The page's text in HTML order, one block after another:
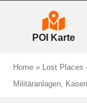
POI Karte
Home » Lost Places
Militäranlagen,